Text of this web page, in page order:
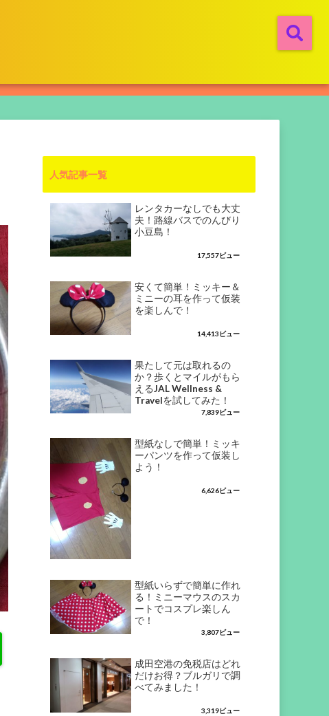
人気記事一覧
レンタカーなしでも大丈
夫！路線バスでのんびり
小豆島！
17,557ビュー
安くて簡単！ミッキー＆
ミニーの耳を作って仮装
を楽しんで！
14,413ビュー
果たして元は取れるの
か？歩くとマイルがもら
えるJAL Wellness &
Travelを試してみた！
7,839ビュー
型紙なしで簡単！ミッキ
ーパンツを作って仮装し
よう！
6,626ビュー
型紙いらずで簡単に作れ
る！ミニーマウスのスカ
ートでコスプレ楽しん
で！
3,807ビュー
成田空港の免税店はどれ
だけお得？ブルガリで調
べてみました！
3,319ビュー